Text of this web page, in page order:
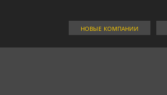
НОВЫЕ КОМПАНИИ